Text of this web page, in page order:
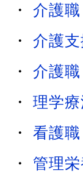
・ 介護職
・ 介護
・ 介護職
・ 理学
・ 看護職
・ 管理